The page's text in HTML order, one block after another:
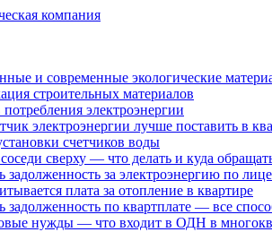
и современные экологические
строительных материалов
электроэнергии
электроэнергии лучше поставить в
счетчиков воды
сверху — что делать и куда
задолженность за электроэнергию по
плата за отопление в квартире
задолженность по квартплате — все
нужды — что входит в ОДН в